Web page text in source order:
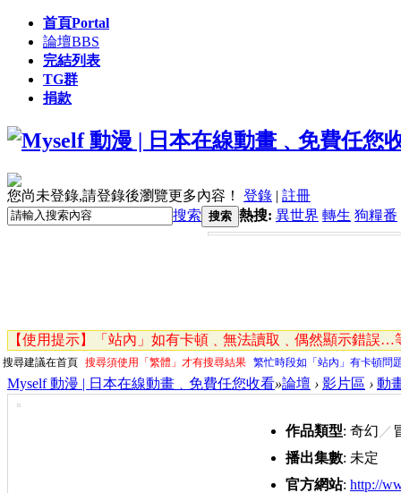
首頁Portal
論壇BBS
完結列表
TG群
捐款
您尚未登錄,請登錄後瀏覽更多內容！ 登錄 | 註冊
搜索 搜索 熱搜: 異世界 轉生 狗糧番
【使用提示】「站內」如有卡頓﹑無法讀取﹑偶然顯示錯誤
搜尋建議在首頁 搜尋須使用「繁體」才有搜尋結果 繁忙時段如「站內」有卡頓問
Myself 動漫 | 日本在線動畫﹑免費任您收看»論壇 › 影片區 › 動
作品類型: 奇幻 ／
播出集數: 未定
官方網站: http://